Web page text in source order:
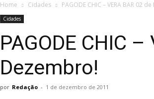
Home Cidades PAGODE CHIC – VERA BAR 02
Cidades
PAGODE CHIC
Dezembro!
por Redação - 1 de dezembro de 2011